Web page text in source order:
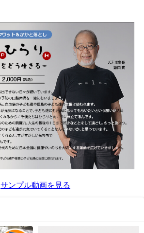
サンプル動画を見る